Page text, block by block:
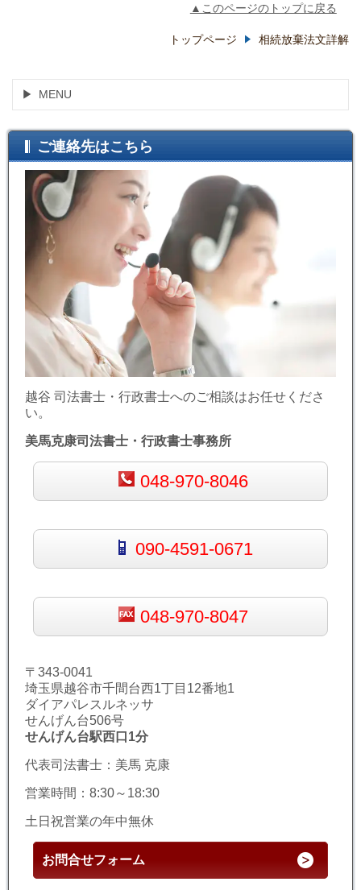
▲このページのトップに戻る
トップページ 相続放棄法文詳解
MENU
ご連絡先はこちら
越谷 司法書士・行政書士へのご相談はお任せくださ
い。
美馬克康司法書士・行政書士事務所
048-970-8046
090-4591-0671
048-970-8047
〒343-0041
埼玉県越谷市千間台西1丁目12番地1
ダイアパレスルネッサ
せんげん台506号
せんげん台駅西口1分
代表司法書士：美馬 克康
営業時間：8:30～18:30
土日祝営業の年中無休
お問合せフォーム